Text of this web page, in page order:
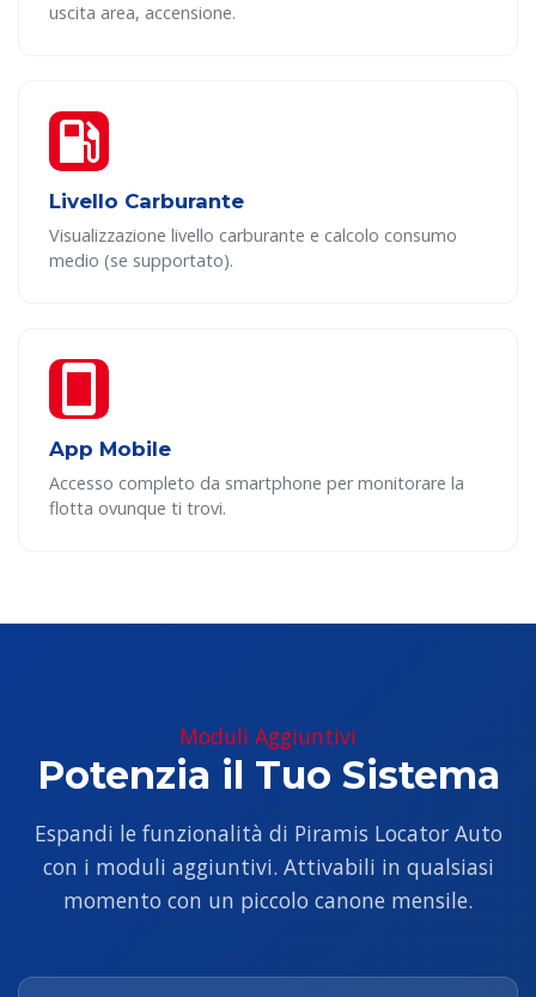
uscita area, accensione.
Livello Carburante
Visualizzazione livello carburante e calcolo consumo
medio (se supportato).
App Mobile
Accesso completo da smartphone per monitorare la
flotta ovunque ti trovi.
Moduli Aggiuntivi
Potenzia il Tuo Sistema
Espandi le funzionalità di Piramis Locator Auto
con i moduli aggiuntivi. Attivabili in qualsiasi
momento con un piccolo canone mensile.